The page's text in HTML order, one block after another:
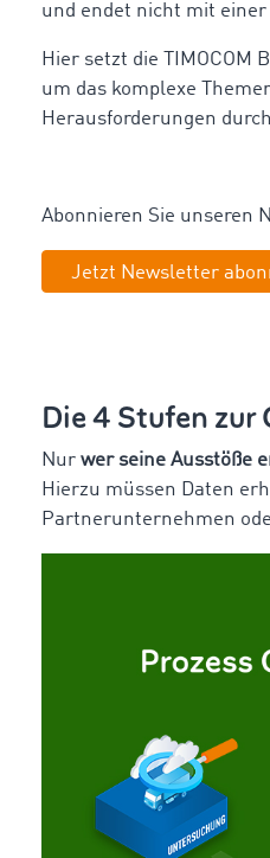
und endet nicht mit einer
Hier setzt die TIMOCOM
um das komplexe
Herausforderungen
Abonnieren Sie unseren
Jetzt Newsletter
Die 4 Stufen
Nur wer seine Ausstöße
Hierzu müssen Daten
Partnerunternehmen